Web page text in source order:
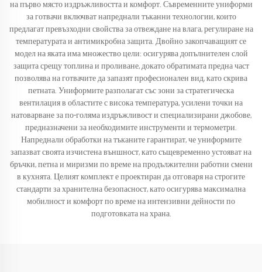
на първо място издръжливостта и комфорт. Съвременните униформи
за готвачи включват напреднали тъканни технологии, които
предлагат превъзходни свойства за отвеждане на влага, регулиране на
температурата и антимикробна защита. Двойно закопчаващият се
модел на яката има множество цели: осигурява допълнителен слой
защита срещу топлина и проливане, докато обратимата предна част
позволява на готвачите да запазят професионален вид, като скрива
петната. Униформите разполагат със зони за стратегическа
вентилация в областите с висока температура, усилени точки на
натоварване за по-голяма издръжливост и специализирани джобове,
предназначени за необходимите инструменти и термометри.
Напреднали обработки на тъканите гарантират, че униформите
запазват своята изчистена външност, като същевременно устояват на
бръчки, петна и миризми по време на продължителни работни смени
в кухнята. Целият комплект е проектиран да отговаря на строгите
стандарти за хранителна безопасност, като осигурява максимална
мобилност и комфорт по време на интензивни дейности по
подготовката на храна.